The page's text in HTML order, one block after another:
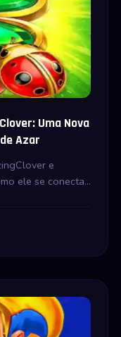
Uma Nova
Azar
e
ele se conecta